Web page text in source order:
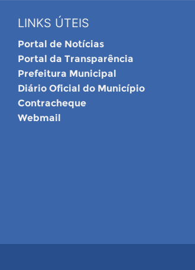
LINKS ÚTEIS
Portal de Notícias
Portal da Transparência
Prefeitura Municipal
Diário Oficial do Município
Contracheque
Webmail